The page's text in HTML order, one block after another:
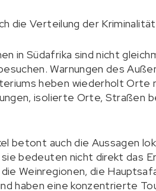
die Verteilung der
in Südafrika sind nicht
Warnungen des
heben wiederholt Orte
isolierte Orte, Straßen
betont auch die Aussagen
bedeuten nicht direkt das
Weinregionen, die
haben eine konzentrierte